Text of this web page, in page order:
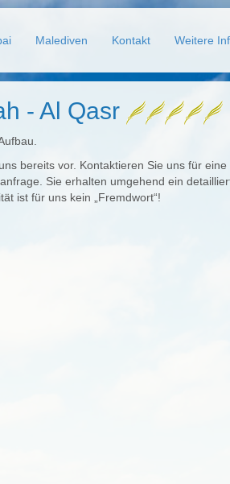
Malediven Kontakt Weitere
- Al Qasr
bereits vor. Kontaktieren Sie uns für
Sie erhalten umgehend ein
ist für uns kein „Fremdwort“!